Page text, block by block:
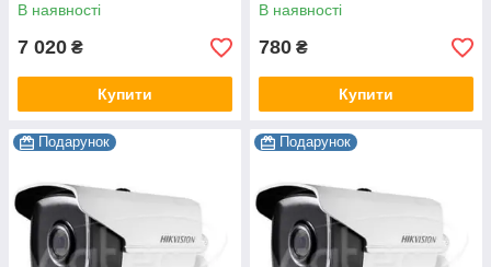
В наявності
7 020 ₴
Купити
В наявності
780 ₴
Купити
Подарунок Подарунок